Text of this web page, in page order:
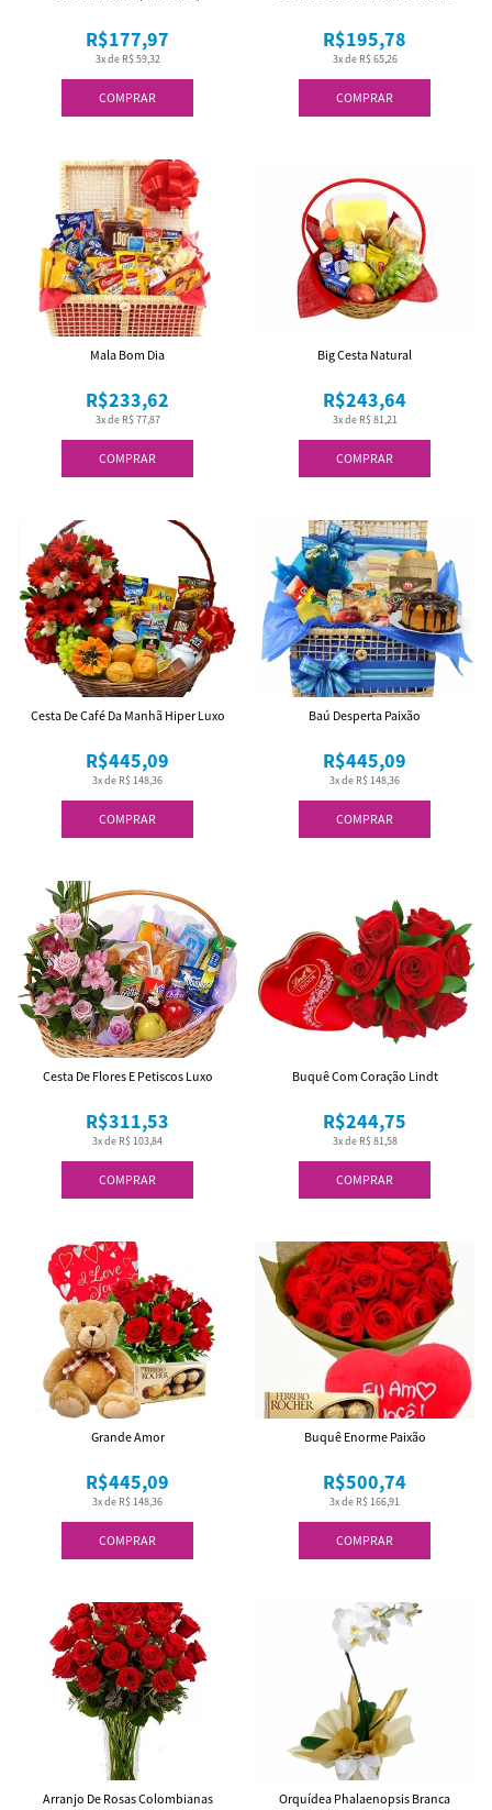
COMPRAR
3x de R$ 59,32
R$177,97
COMPRAR
3x de R$ 65,26
R$195,78
COMPRAR
3x de R$ 77,87
R$233,62
Mala Bom Dia
COMPRAR
3x de R$ 81,21
R$243,64
Big Cesta Natural
COMPRAR
3x de R$ 148,36
R$445,09
Cesta De Café Da Manhã Hiper Luxo
COMPRAR
3x de R$ 148,36
R$445,09
Baú Desperta Paixão
COMPRAR
3x de R$ 103,84
R$311,53
Cesta De Flores E Petiscos Luxo
COMPRAR
3x de R$ 81,58
R$244,75
Buquê Com Coração Lindt
COMPRAR
3x de R$ 148,36
R$445,09
Grande Amor
COMPRAR
3x de R$ 166,91
R$500,74
Buquê Enorme Paixão
Arranjo De Rosas Colombianas
Orquídea Phalaenopsis Branca